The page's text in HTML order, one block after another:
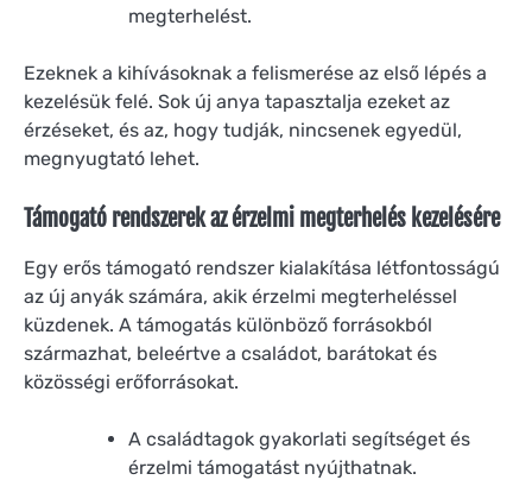
megterhelést.
Ezeknek a kihívásoknak a felismerése az első lépés a
kezelésük felé. Sok új anya tapasztalja ezeket az
érzéseket, és az, hogy tudják, nincsenek egyedül,
megnyugtató lehet.
Támogató rendszerek az érzelmi megterhelés kezelésére
Egy erős támogató rendszer kialakítása létfontosságú
az új anyák számára, akik érzelmi megterheléssel
küzdenek. A támogatás különböző forrásokból
származhat, beleértve a családot, barátokat és
közösségi erőforrásokat.
A családtagok gyakorlati segítséget és
érzelmi támogatást nyújthatnak.